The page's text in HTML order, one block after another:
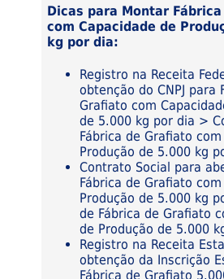
Dicas para Montar
com Capacidade de
kg por dia:
Registro na Receita
obtenção do CNPJ para
Grafiato com
de 5.000 kg por dia >
Fábrica de Grafiato
Produção de 5.000 kg
Contrato Social para
Fábrica de Grafiato
Produção de 5.000 kg
de Fábrica de Grafiato
de Produção de 5.000
Registro na Receita
obtenção da Inscrição
Fábrica de Grafiato